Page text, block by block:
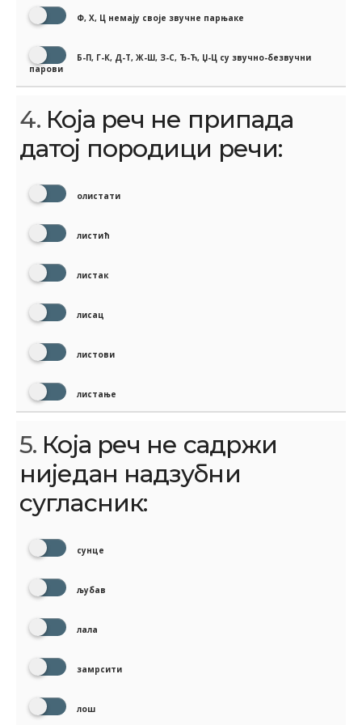
Ф, Х, Ц немају своје звучне парњаке
Б-П, Г-К, Д-Т, Ж-Ш, З-С, Ђ-Ћ, Џ-Ц су звучно-безвучни
парови
4. Која реч не припада
датој породици речи:
олистати
листић
листак
лисац
листови
листање
5. Која реч не садржи
ниједан надзубни
сугласник:
сунце
љубав
лала
замрсити
лош